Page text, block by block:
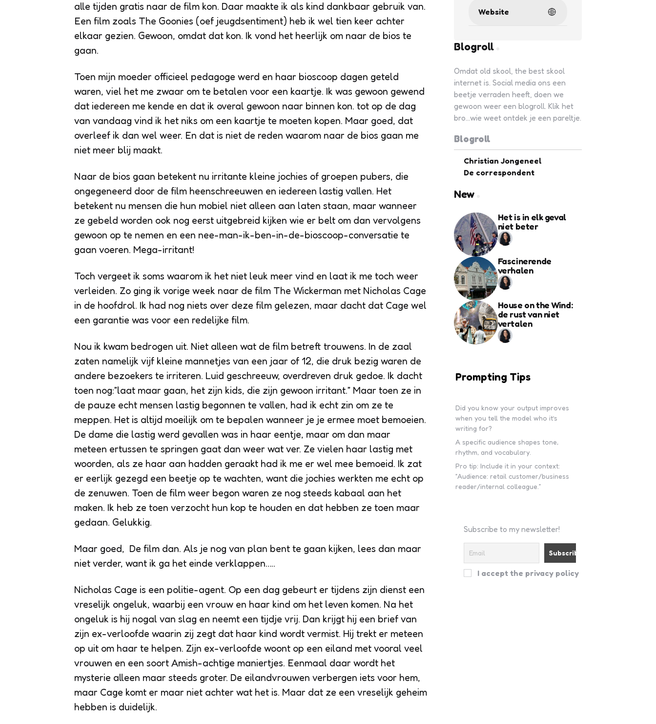
alle tijden gratis naar de film kon. Daar maakte ik als kind dankbaar gebruik van.
Een film zoals The Goonies (oef jeugdsentiment) heb ik wel tien keer achter
elkaar gezien. Gewoon, omdat dat kon. Ik vond het heerlijk om naar de bios te
gaan.
Toen mijn moeder officieel pedagoge werd en haar bioscoop dagen geteld
waren, viel het me zwaar om te betalen voor een kaartje. Ik was gewoon gewend
dat iedereen me kende en dat ik overal gewoon naar binnen kon. tot op de dag
van vandaag vind ik het niks om een kaartje te moeten kopen. Maar goed, dat
overleef ik dan wel weer. En dat is niet de reden waarom naar de bios gaan me
niet meer blij maakt.
Naar de bios gaan betekent nu irritante kleine jochies of groepen pubers, die
ongegeneerd door de film heenschreeuwen en iedereen lastig vallen. Het
betekent nu mensen die hun mobiel niet alleen aan laten staan, maar wanneer
ze gebeld worden ook nog eerst uitgebreid kijken wie er belt om dan vervolgens
gewoon op te nemen en een nee-man-ik-ben-in-de-bioscoop-conversatie te
gaan voeren. Mega-irritant!
Toch vergeet ik soms waarom ik het niet leuk meer vind en laat ik me toch weer
verleiden. Zo ging ik vorige week naar de film The Wickerman met Nicholas Cage
in de hoofdrol. Ik had nog niets over deze film gelezen, maar dacht dat Cage wel
een garantie was voor een redelijke film.
Nou ik kwam bedrogen uit. Niet alleen wat de film betreft trouwens. In de zaal
zaten namelijk vijf kleine mannetjes van een jaar of 12, die druk bezig waren de
andere bezoekers te irriteren. Luid geschreeuw, overdreven druk gedoe. Ik dacht
toen nog:”laat maar gaan, het zijn kids, die zijn gewoon irritant.” Maar toen ze in
de pauze echt mensen lastig begonnen te vallen, had ik echt zin om ze te
meppen. Het is altijd moeilijk om te bepalen wanneer je je ermee moet bemoeien.
De dame die lastig werd gevallen was in haar eentje, maar om dan maar
meteen ertussen te springen gaat dan weer wat ver. Ze vielen haar lastig met
woorden, als ze haar aan hadden geraakt had ik me er wel mee bemoeid. Ik zat
er eerlijk gezegd een beetje op te wachten, want die jochies werkten me echt op
de zenuwen. Toen de film weer begon waren ze nog steeds kabaal aan het
maken. Ik heb ze toen verzocht hun kop te houden en dat hebben ze toen maar
gedaan. Gelukkig.
Maar goed, De film dan. Als je nog van plan bent te gaan kijken, lees dan maar
niet verder, want ik ga het einde verklappen…..
Nicholas Cage is een politie-agent. Op een dag gebeurt er tijdens zijn dienst een
vreselijk ongeluk, waarbij een vrouw en haar kind om het leven komen. Na het
ongeluk is hij nogal van slag en neemt een tijdje vrij. Dan krijgt hij een brief van
zijn ex-verloofde waarin zij zegt dat haar kind wordt vermist. Hij trekt er meteen
op uit om haar te helpen. Zijn ex-verloofde woont op een eiland met vooral veel
vrouwen en een soort Amish-achtige maniertjes. Eenmaal daar wordt het
mysterie alleen maar steeds groter. De eilandvrouwen verbergen iets voor hem,
maar Cage komt er maar niet achter wat het is. Maar dat ze een vreselijk geheim
hebben is duidelijk.
Website
Blogroll
Omdat old skool, the best skool
internet is. Social media ons een
beetje verraden heeft, doen we
gewoon weer een blogroll. Klik het
bro...wie weet ontdek je een pareltje.
Blogroll
Christian Jongeneel
De correspondent
New
Het is in elk geval
niet beter
Fascinerende
verhalen
House on the Wind:
de rust van niet
vertalen
Prompting Tips
Did you know your output improves
when you tell the model who it’s
writing for?
A specific audience shapes tone,
rhythm, and vocabulary.
Pro tip: Include it in your context:
“Audience: retail customer/business
reader/internal colleague.”
Subscribe to my newsletter!
I accept the privacy policy